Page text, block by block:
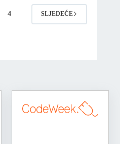
4 SLJEDEĆE